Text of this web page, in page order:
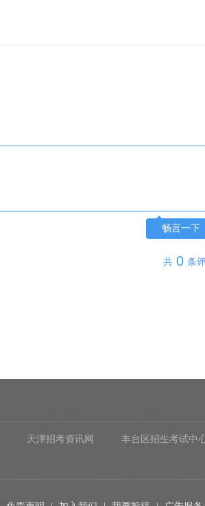
畅言一下
共 0 条
天津招考资讯网 丰台区招生考试中